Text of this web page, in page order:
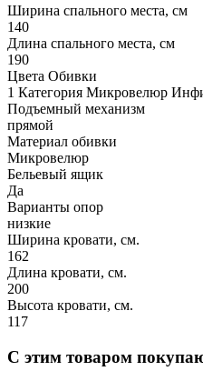
Ширина спального места, см
140
Длина спального места, см
190
Цвета Обивки
1 Категория Микровелюр
Подъемный механизм
прямой
Материал обивки
Микровелюр
Бельевый ящик
Да
Варианты опор
низкие
Ширина кровати, см.
162
Длина кровати, см.
200
Высота кровати, см.
117
С этим товаром